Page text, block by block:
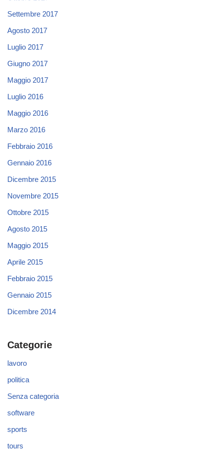
Settembre 2017
Agosto 2017
Luglio 2017
Giugno 2017
Maggio 2017
Luglio 2016
Maggio 2016
Marzo 2016
Febbraio 2016
Gennaio 2016
Dicembre 2015
Novembre 2015
Ottobre 2015
Agosto 2015
Maggio 2015
Aprile 2015
Febbraio 2015
Gennaio 2015
Dicembre 2014
Categorie
lavoro
politica
Senza categoria
software
sports
tours